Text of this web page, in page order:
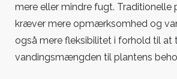
mere eller mindre fugt. Traditionelle
kræver mere opmærksomhed og
også mere fleksibilitet i forhold til at
vandingsmængden til plantens